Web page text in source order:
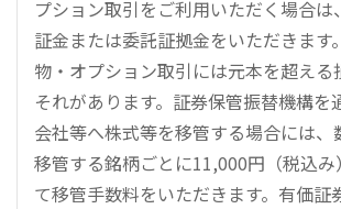
プション取引をご利用いただく場合
証金または委託証拠金をいただきます
物・オプション取引には元本を超える
それがあります。証券保管振替機構を
会社等へ株式等を移管する場合には、
移管する銘柄ごとに11,000円（税込み
て移管手数料をいただきます。有価証